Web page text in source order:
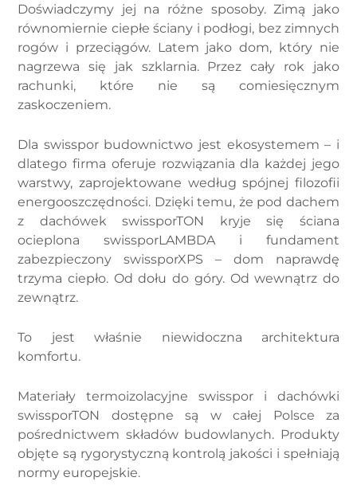
Doświadczymy jej na różne sposoby. Zimą jako
równomiernie ciepłe ściany i podłogi, bez zimnych
rogów i przeciągów. Latem jako dom, który nie
nagrzewa się jak szklarnia. Przez cały rok jako
rachunki, które nie są comiesięcznym
zaskoczeniem.
Dla swisspor budownictwo jest ekosystemem – i
dlatego firma oferuje rozwiązania dla każdej jego
warstwy, zaprojektowane według spójnej filozofii
energooszczędności. Dzięki temu, że pod dachem
z dachówek swissporTON kryje się ściana
ocieplona swissporLAMBDA i fundament
zabezpieczony swissporXPS – dom naprawdę
trzyma ciepło. Od dołu do góry. Od wewnątrz do
zewnątrz.
To jest właśnie niewidoczna architektura
komfortu.
Materiały termoizolacyjne swisspor i dachówki
swissporTON dostępne są w całej Polsce za
pośrednictwem składów budowlanych. Produkty
objęte są rygorystyczną kontrolą jakości i spełniają
normy europejskie.